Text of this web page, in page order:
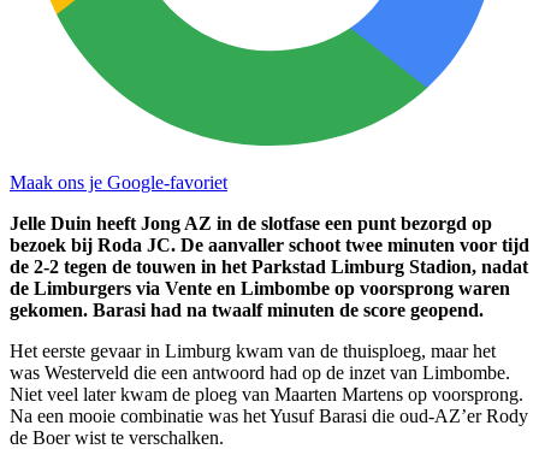
Maak ons je Google-favoriet
Jelle Duin heeft Jong AZ in de slotfase een punt bezorgd op
bezoek bij Roda JC. De aanvaller schoot twee minuten voor tijd
de 2-2 tegen de touwen in het Parkstad Limburg Stadion, nadat
de Limburgers via Vente en Limbombe op voorsprong waren
gekomen. Barasi had na twaalf minuten de score geopend.
Het eerste gevaar in Limburg kwam van de thuisploeg, maar het
was Westerveld die een antwoord had op de inzet van Limbombe.
Niet veel later kwam de ploeg van Maarten Martens op voorsprong.
Na een mooie combinatie was het Yusuf Barasi die oud-AZ’er Rody
de Boer wist te verschalken.